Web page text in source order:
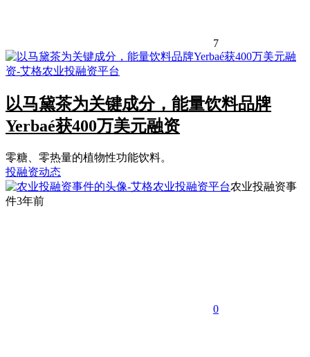
7
以马黛茶为关键成分，能量饮料品牌
Yerbaé获400万美元融资
零糖、零热量的植物性功能饮料。
投融资动态
农业投融资事
件3年前
0